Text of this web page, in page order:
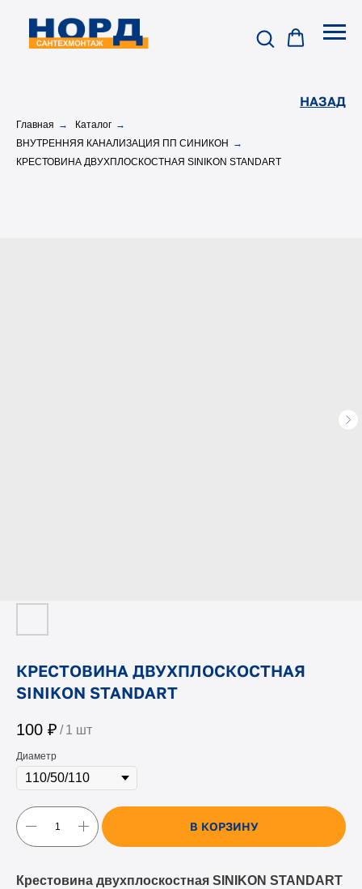
НАЗАД
Главная → Каталог →
ВНУТРЕННЯЯ КАНАЛИЗАЦИЯ ПП СИНИКОН
→
КРЕСТОВИНА ДВУХПЛОСКОСТНАЯ SINIKON STANDART
КРЕСТОВИНА ДВУХПЛОСКОСТНАЯ
SINIKON STANDART
100 ₽ / 1 шт
Диаметр
В КОРЗИНУ
Крестовина двухплоскостная SINIKON STANDART